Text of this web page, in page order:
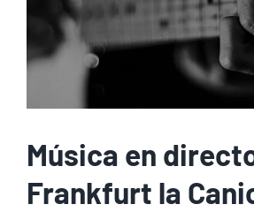
Música en
Frankfurt la